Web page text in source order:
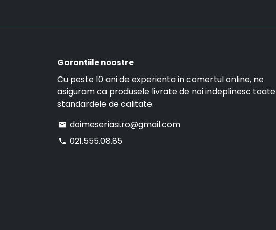
Garantiile noastre
Cu peste 10 ani de experienta in comertul online, ne
asiguram ca produsele livrate de noi indeplinesc toate
standardele de calitate.
email doimeseriasi.ro@gmail.com
phone 021.555.08.85